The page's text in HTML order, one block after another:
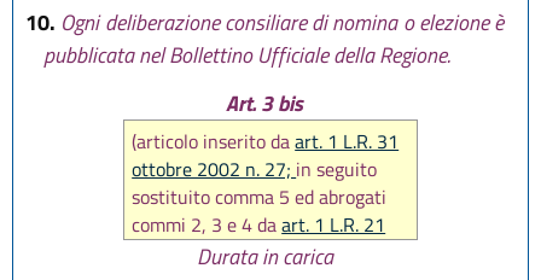
10. Ogni deliberazione consiliare di nomina o elezione è
pubblicata nel Bollettino Ufficiale della Regione.
Art. 3 bis
(articolo inserito daart. 1 L.R. 31
ottobre 2002 n. 27; in seguito
sostituito comma 5 ed abrogati
commi 2, 3 e 4 daart. 1 L.R. 21
dicembre 2007 n. 27)
Durata in carica